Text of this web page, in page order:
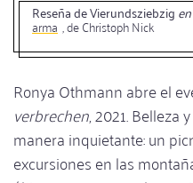
Reseña de Vierundsziebzig
arma , de Christoph Nick
Ronya Othmann abre el
verbrechen, 2021. Belleza
manera inquietante: un
excursiones en las